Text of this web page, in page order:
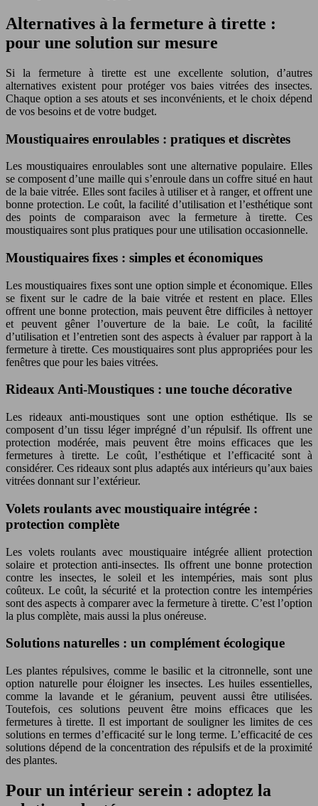
Alternatives à la fermeture à tirette :
pour une solution sur mesure
Si la fermeture à tirette est une excellente solution, d’autres
alternatives existent pour protéger vos baies vitrées des insectes.
Chaque option a ses atouts et ses inconvénients, et le choix dépend
de vos besoins et de votre budget.
Moustiquaires enroulables : pratiques et discrètes
Les moustiquaires enroulables sont une alternative populaire. Elles
se composent d’une maille qui s’enroule dans un coffre situé en haut
de la baie vitrée. Elles sont faciles à utiliser et à ranger, et offrent une
bonne protection. Le coût, la facilité d’utilisation et l’esthétique sont
des points de comparaison avec la fermeture à tirette. Ces
moustiquaires sont plus pratiques pour une utilisation occasionnelle.
Moustiquaires fixes : simples et économiques
Les moustiquaires fixes sont une option simple et économique. Elles
se fixent sur le cadre de la baie vitrée et restent en place. Elles
offrent une bonne protection, mais peuvent être difficiles à nettoyer
et peuvent gêner l’ouverture de la baie. Le coût, la facilité
d’utilisation et l’entretien sont des aspects à évaluer par rapport à la
fermeture à tirette. Ces moustiquaires sont plus appropriées pour les
fenêtres que pour les baies vitrées.
Rideaux Anti-Moustiques : une touche décorative
Les rideaux anti-moustiques sont une option esthétique. Ils se
composent d’un tissu léger imprégné d’un répulsif. Ils offrent une
protection modérée, mais peuvent être moins efficaces que les
fermetures à tirette. Le coût, l’esthétique et l’efficacité sont à
considérer. Ces rideaux sont plus adaptés aux intérieurs qu’aux baies
vitrées donnant sur l’extérieur.
Volets roulants avec moustiquaire intégrée :
protection complète
Les volets roulants avec moustiquaire intégrée allient protection
solaire et protection anti-insectes. Ils offrent une bonne protection
contre les insectes, le soleil et les intempéries, mais sont plus
coûteux. Le coût, la sécurité et la protection contre les intempéries
sont des aspects à comparer avec la fermeture à tirette. C’est l’option
la plus complète, mais aussi la plus onéreuse.
Solutions naturelles : un complément écologique
Les plantes répulsives, comme le basilic et la citronnelle, sont une
option naturelle pour éloigner les insectes. Les huiles essentielles,
comme la lavande et le géranium, peuvent aussi être utilisées.
Toutefois, ces solutions peuvent être moins efficaces que les
fermetures à tirette. Il est important de souligner les limites de ces
solutions en termes d’efficacité sur le long terme. L’efficacité de ces
solutions dépend de la concentration des répulsifs et de la proximité
des plantes.
Pour un intérieur serein : adoptez la